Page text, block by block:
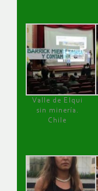
Valle de Elqui
sin minería.
Chile